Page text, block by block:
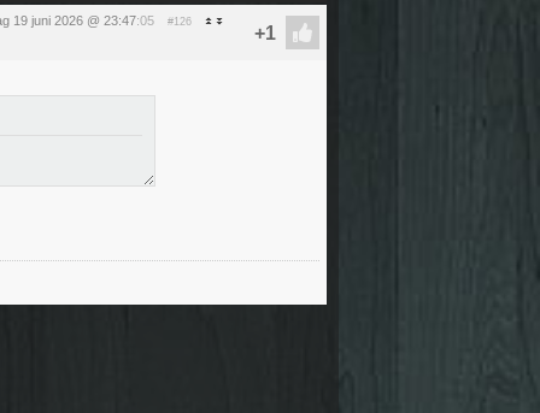
19 juni 2026 @ 23:47:05 #126